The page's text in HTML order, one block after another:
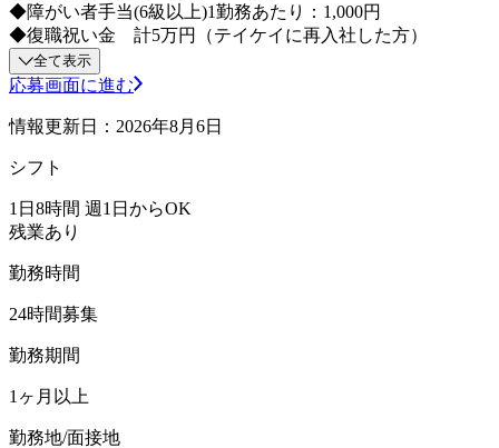
◆障がい者手当(6級以上)1勤務あたり：1,000円
◆復職祝い金 計5万円（テイケイに再入社した方）
全て表示
応募画面に進む
情報更新日：2026年8月6日
シフト
1日8時間 週1日からOK
残業あり
勤務時間
24時間募集
勤務期間
1ヶ月以上
勤務地/面接地